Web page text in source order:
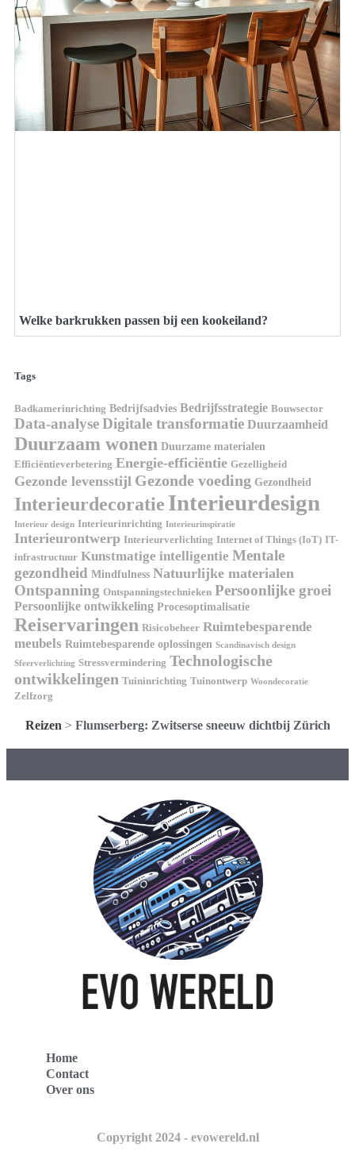
Welke barkrukken passen bij een kookeiland?
Tags
Badkamerinrichting Bedrijfsadvies Bedrijfsstrategie Bouwsector
Data-analyseDigitale transformatie Duurzaamheid
Duurzaam wonen Duurzame materialen
Efficiëntieverbetering Energie-efficiëntie Gezelligheid
Gezonde levensstijl Gezonde voeding Gezondheid
Interieurdecoratie Interieurdesign
Interieur design Interieurinrichting Interieurinspiratie
Interieurontwerp Interieurverlichting Internet of Things (IoT) IT-
infrastructuur Kunstmatige intelligentie Mentale
gezondheid Mindfulness Natuurlijke materialen
Ontspanning Ontspanningstechnieken Persoonlijke groei
Persoonlijke ontwikkeling Procesoptimalisatie
Reiservaringen Risicobeheer Ruimtebesparende
meubels Ruimtebesparende oplossingen Scandinavisch design
Sfeerverlichting Stressvermindering Technologische
ontwikkelingen Tuininrichting Tuinontwerp Woondecoratie
Zelfzorg
Reizen > Flumserberg: Zwitserse sneeuw dichtbij Zürich
Home
Contact
Over ons
Copyright 2024 - evowereld.nl